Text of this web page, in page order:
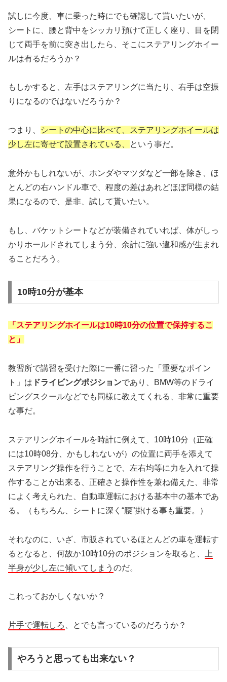
試しに今度、車に乗った時にでも確認して貰いたいが、
シートに、腰と背中をシッカリ預けて正しく座り、目を閉
じて両手を前に突き出したら、そこにステアリングホイー
ルは有るだろうか？
もしかすると、左手はステアリングに当たり、右手は空振
りになるのではないだろうか？
つまり、
シートの中心に比べて、ステアリングホイールは
少し左に寄せて設置されている、
という事だ。
意外かもしれないが、ホンダやマツダなど一部を除き、ほ
とんどの右ハンドル車で、程度の差はあれどほぼ同様の結
果になるので、是非、試して貰いたい。
もし、バケットシートなどが装備されていれば、体がしっ
かりホールドされてしまう分、余計に強い違和感が生まれ
ることだろう。
10時10分が基本
「ステアリングホイールは10時10分の位置で保持するこ
と」
教習所で講習を受けた際に一番に習った「重要なポイン
ト」は ドライビングポジションであり、BMW等のドライ
ビングスクールなどでも同様に教えてくれる、非常に重要
な事だ。
ステアリングホイールを時計に例えて、10時10分（正確
には10時08分、かもしれないが）の位置に両手を添えて
ステアリング操作を行うことで、左右均等に力を入れて操
作することが出来る、正確さと操作性を兼ね備えた、非常
によく考えられた、自動車運転における基本中の基本であ
る。（もちろん、シートに深く“腰”掛ける事も重要。）
それなのに、いざ、市販されているほとんどの車を運転す
るとなると、何故か10時10分のポジションを取ると、
上
半身が少し左に傾いてしまう のだ。
これっておかしくないか？
片手で運転しろ 、とでも言っているのだろうか？
やろうと思っても出来ない？